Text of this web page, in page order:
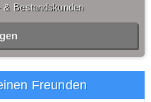
& Bestandskunden
Freunden